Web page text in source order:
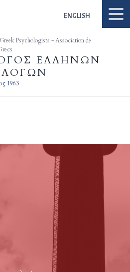
ENGLISH
Psychologists - Association de
ΕΛΛΗΝΩΝ
1963